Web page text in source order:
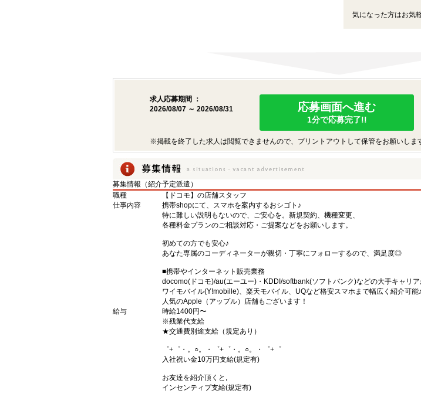
気になった方はお気
求人応募期間 ：
2026/08/07 ～ 2026/08/31
応募画面へ進む
1分で応募完了!!
※掲載を終了した求人は閲覧できませんので、プリントアウトして保管をお願いしま
募集情報（紹介予定派遣）
職種
【ドコモ】の店舗スタッフ
仕事内容
携帯shopにて、スマホを案内するおシゴト♪
特に難しい説明もないので、ご安心を。新規契約、機種変更、
各種料金プランのご相談対応・ご提案などをお願いします。
初めての方でも安心♪
あなた専属のコーディネーターが親切・丁寧にフォローするので、満足度◎
■携帯やインターネット販売業務
docomo(ドコモ)/au(エーユー)・KDDI/softbank(ソフトバンク)などの大手キャリア
ワイモバイル(Y!mobille)、楽天モバイル、UQなど格安スマホまで幅広く紹介可能♪
人気のApple（アップル）店舗もございます！
給与
時給1400円〜
※残業代支給
★交通費別途支給（規定あり）
゜+゜・。○。・゜+゜・。○。・゜+゜
入社祝い金10万円支給(規定有)
お友達を紹介頂くと,
インセンティブ支給(規定有)